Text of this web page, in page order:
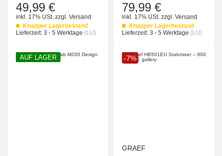
49,99 €
inkl. 17% USt. zzgl. Versand
Knapper Lagerbestand
Lieferzeit: 3 - 5 Werktage (LU)
79,99 €
inkl. 17% USt. zzgl. Versand
Knapper Lagerbestand
Lieferzeit: 3 - 5 Werktage (LU)
AUF LAGER -7%
GRAEF